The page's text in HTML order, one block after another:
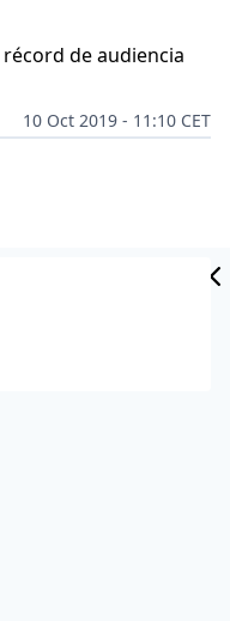
de audiencia
10 Oct 2019 - 11:10 CET